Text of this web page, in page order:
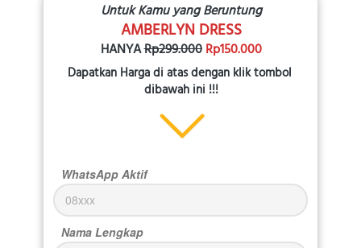
Untuk Kamu yang Beruntung
AMBERLYN DRESS
HANYARp299.000 Rp150.000
Dapatkan Harga di atas dengan klik tombol
dibawah ini !!!
WhatsApp Aktif
Nama Lengkap